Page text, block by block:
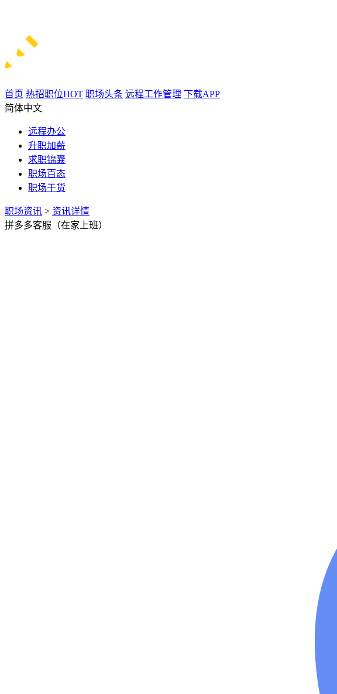
首页 热招职位HOT 职场头条 远程工作管理 下载APP
简体中文
远程办公
升职加薪
求职锦囊
职场百态
职场干货
职场资讯 > 资讯详情
拼多多客服（在家上班）